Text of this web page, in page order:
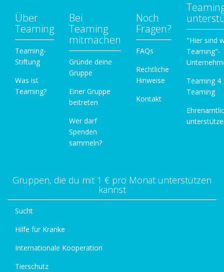
Über
Teaming
Teaming-
Stiftung
Was ist
Teaming?
Bei
Teaming
mitmachen
Gründe deine
Gruppe
Einer Gruppe
beitreten
Wer darf
Spenden
sammeln?
Noch
Fragen?
FAQs
Rechtliche
Hinweise
Kontakt
"Hier sind
Teaming"-
Teaming 4
Teaming
Gruppen, die du mit 1 € pro Monat unterstützen
kannst
Sucht
Hilfe für Kranke
Internationale Kooperation
Tierschutz